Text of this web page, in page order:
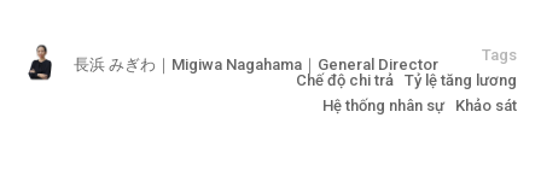
長浜 みぎわ｜Migiwa Nagahama｜General Director
Tags
Chế độ chi trả Tỷ lệ tăng lương
Hệ thống nhân sự
Khảo sát